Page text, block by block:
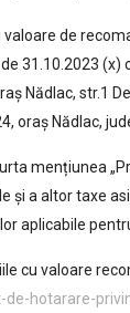
valoare de
31.10.2023
Nădlac, str.1
oraș Nădlac,
mențiunea
şi a altor taxe
aplicabile
cu valoare
hotarare-